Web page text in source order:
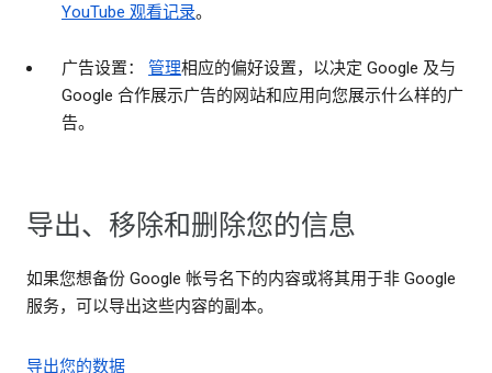
YouTube 观看记录。
广告设置： 管理相应的偏好设置，以决定 Google 及与
Google 合作展示广告的网站和应用向您展示什么样的广
告。
导出、移除和删除您的信息
如果您想备份 Google 帐号名下的内容或将其用于非 Google
服务，可以导出这些内容的副本。
导出您的数据